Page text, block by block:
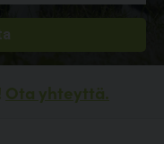
Ota yhteyttä.